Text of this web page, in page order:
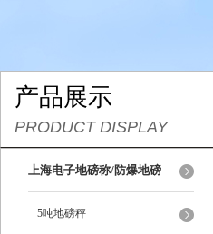
产品展示
PRODUCT DISPLAY
上海电子地磅称/防爆地磅
5吨地磅秤